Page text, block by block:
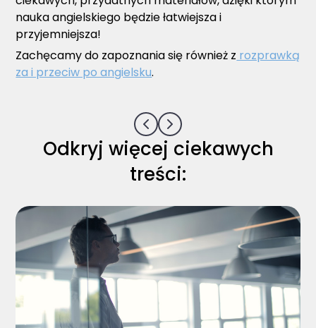
Odkryj więcej ciekawych
treści:
nauka angielskiego będzie łatwiejsza i
przyjemniejsza!
Zachęcamy do zapoznania się również z rozprawką
za i przeciw po angielsku.